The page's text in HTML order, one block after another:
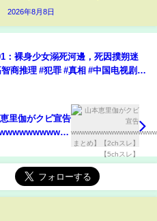
2026年8月8日
：裸身少女溺死河邊，死因撲朔迷
商推理 #犯罪 #真相 #中国电视剧
里伽がクビ宣告